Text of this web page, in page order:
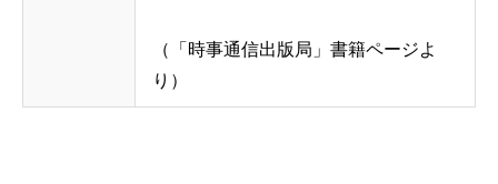
（「時事通信出版局」書籍ページよ
り）